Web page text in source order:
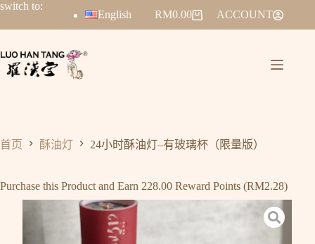
switch to:
English RM0.00 ACCOUNT
首页 酥油灯 24小时酥油灯–有玻璃杯（限量版）
Purchase this Product and Earn 228.00 Reward Points (RM2.28)